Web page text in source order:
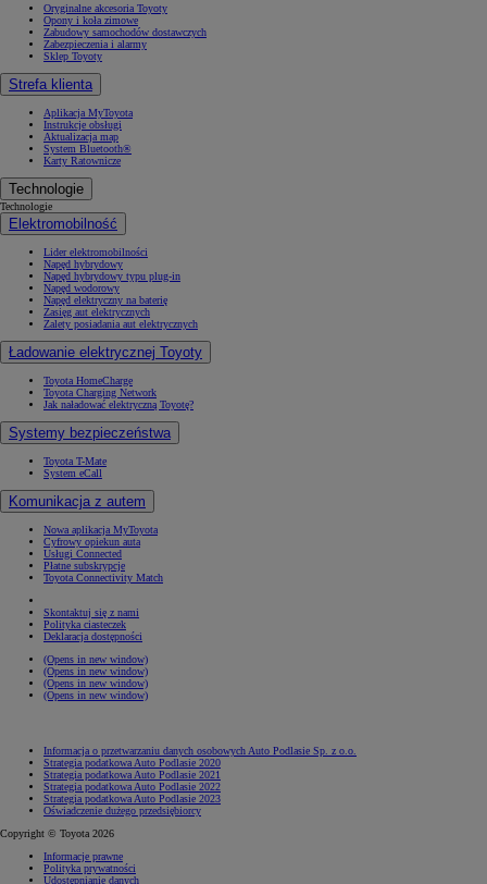
Oryginalne akcesoria Toyoty
Opony i koła zimowe
Zabudowy samochodów dostawczych
Zabezpieczenia i alarmy
Sklep Toyoty
Strefa klienta
Aplikacja MyToyota
Instrukcje obsługi
Aktualizacja map
System Bluetooth®
Karty Ratownicze
Technologie
Technologie
Elektromobilność
Lider elektromobilności
Napęd hybrydowy
Napęd hybrydowy typu plug-in
Napęd wodorowy
Napęd elektryczny na baterię
Zasięg aut elektrycznych
Zalety posiadania aut elektrycznych
Ładowanie elektrycznej Toyoty
Toyota HomeCharge
Toyota Charging Network
Jak naładować elektryczną Toyotę?
Systemy bezpieczeństwa
Toyota T-Mate
System eCall
Komunikacja z autem
Nowa aplikacja MyToyota
Cyfrowy opiekun auta
Usługi Connected
Płatne subskrypcje
Toyota Connectivity Match
Skontaktuj się z nami
Polityka ciasteczek
Deklaracja dostępności
(Opens in new window)
(Opens in new window)
(Opens in new window)
(Opens in new window)
Informacja o przetwarzaniu danych osobowych Auto Podlasie Sp. z o.o.
Strategia podatkowa Auto Podlasie 2020
Strategia podatkowa Auto Podlasie 2021
Strategia podatkowa Auto Podlasie 2022
Strategia podatkowa Auto Podlasie 2023
Oświadczenie dużego przedsiębiorcy
Copyright © Toyota 2026
Informacje prawne
Polityka prywatności
Udostępnianie danych